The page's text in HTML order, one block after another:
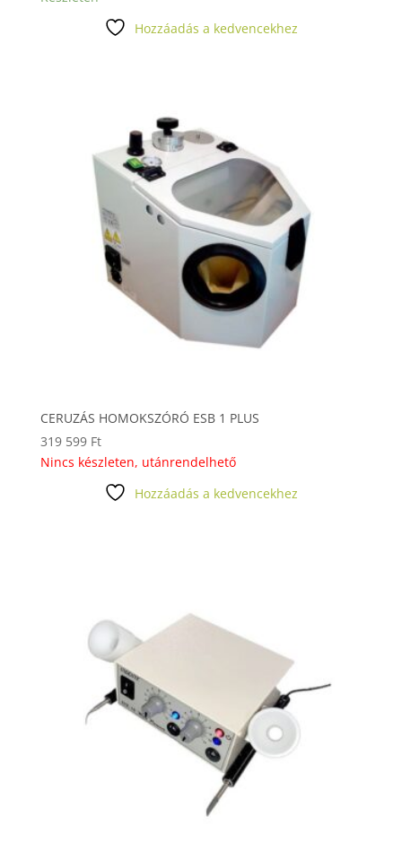
Hozzáadás a kedvencekhez
CERUZÁS HOMOKSZÓRÓ ESB 1 PLUS
319 599 Ft
Nincs készleten, utánrendelhető
Hozzáadás a kedvencekhez